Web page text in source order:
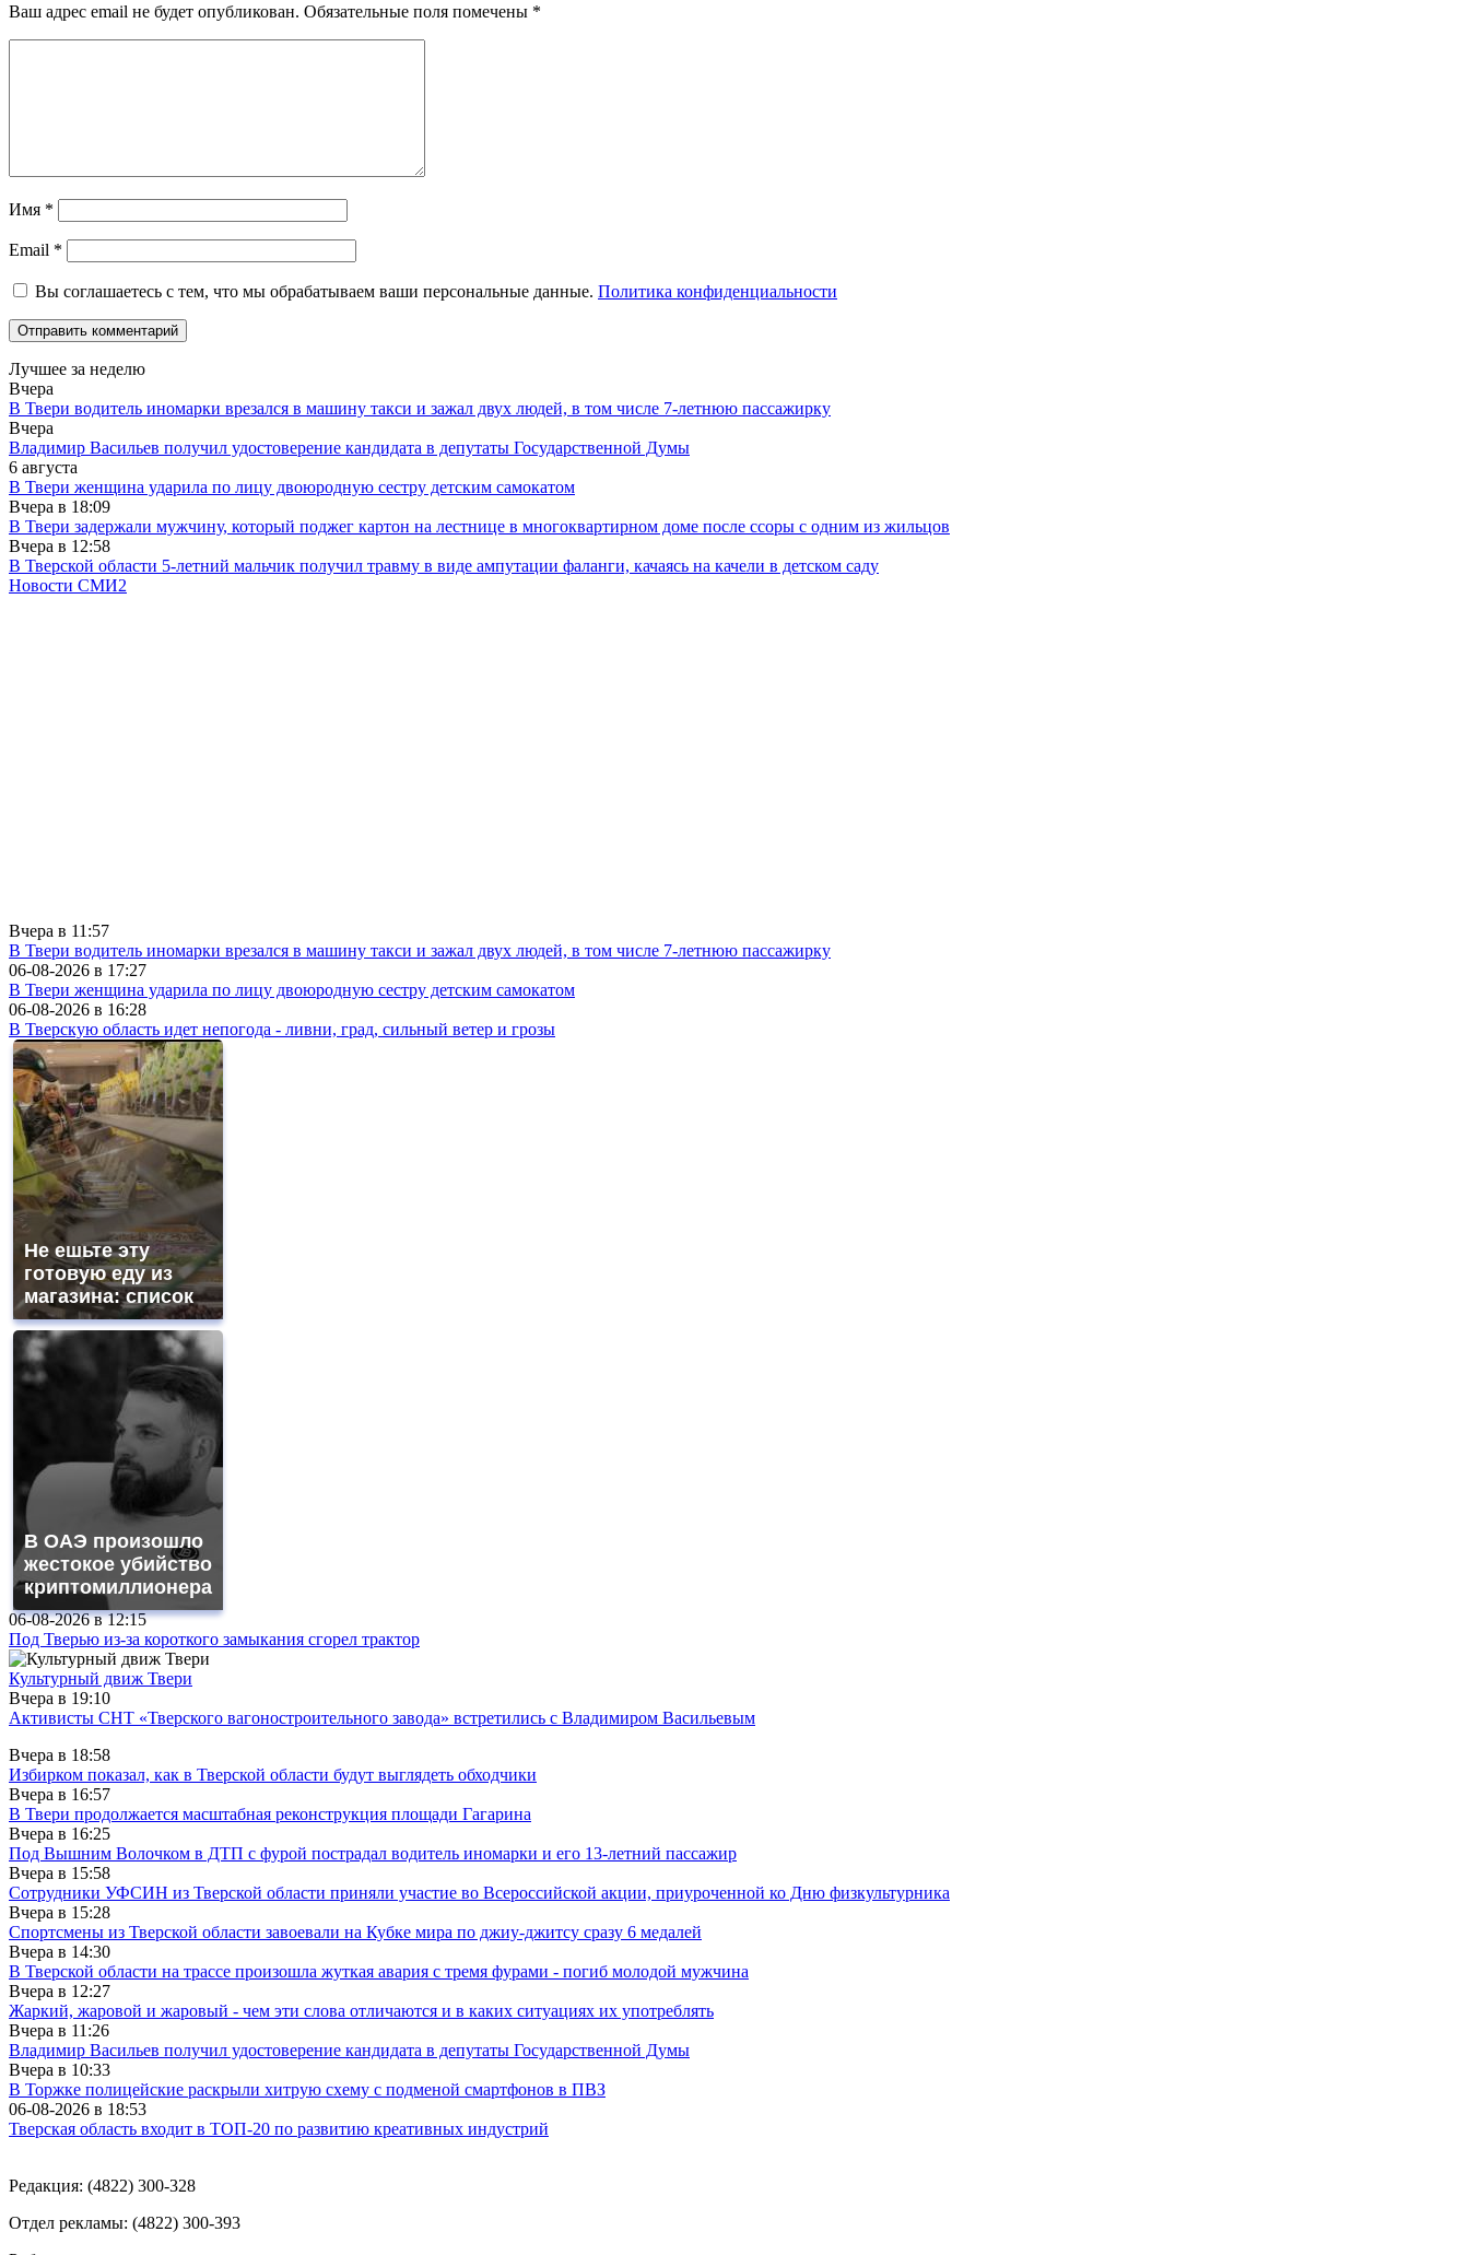
Ваш адрес email не будет опубликован. Обязательные поля помечены *
Имя *
Email *
Вы соглашаетесь с тем, что мы обрабатываем ваши персональные данные. Политика конфиденциальности
Лучшее за неделю
Вчера
В Твери водитель иномарки врезался в машину такси и зажал двух людей, в том числе 7-летнюю пассажирку
Вчера
Владимир Васильев получил удостоверение кандидата в депутаты Государственной Думы
6 августа
В Твери женщина ударила по лицу двоюродную сестру детским самокатом
Вчера в 18:09
В Твери задержали мужчину, который поджег картон на лестнице в многоквартирном доме после ссоры с одним из жильцов
Вчера в 12:58
В Тверской области 5-летний мальчик получил травму в виде ампутации фаланги, качаясь на качели в детском саду
Новости СМИ2
Вчера в 11:57
В Твери водитель иномарки врезался в машину такси и зажал двух людей, в том числе 7-летнюю пассажирку
06-08-2026 в 17:27
В Твери женщина ударила по лицу двоюродную сестру детским самокатом
06-08-2026 в 16:28
В Тверскую область идет непогода - ливни, град, сильный ветер и грозы
Не ешьте эту
готовую еду из
магазина: список
В ОАЭ произошло
жестокое убийство
криптомиллионера
06-08-2026 в12:15
Под Тверью из-за короткого замыкания сгорел трактор
Культурный движ Твери
Вчера в 19:10
Активисты СНТ «Тверского вагоностроительного завода» встретились с Владимиром Васильевым
Вчера в 18:58
Избирком показал, как в Тверской области будут выглядеть обходчики
Вчера в 16:57
В Твери продолжается масштабная реконструкция площади Гагарина
Вчера в 16:25
Под Вышним Волочком в ДТП с фурой пострадал водитель иномарки и его 13-летний пассажир
Вчера в 15:58
Сотрудники УФСИН из Тверской области приняли участие во Всероссийской акции, приуроченной ко Дню физкультурника
Вчера в 15:28
Спортсмены из Тверской области завоевали на Кубке мира по джиу-джитсу сразу 6 медалей
Вчера в 14:30
В Тверской области на трассе произошла жуткая авария с тремя фурами - погиб молодой мужчина
Вчера в 12:27
Жаркий, жаровой и жаровый - чем эти слова отличаются и в каких ситуациях их употреблять
Вчера в 11:26
Владимир Васильев получил удостоверение кандидата в депутаты Государственной Думы
Вчера в 10:33
В Торжке полицейские раскрыли хитрую схему с подменой смартфонов в ПВЗ
06-08-2026 в 18:53
Тверская область входит в ТОП-20 по развитию креативных индустрий
Редакция: (4822) 300-328
Отдел рекламы: (4822) 300-393